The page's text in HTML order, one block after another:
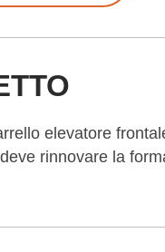
elevatore
rinnovare la